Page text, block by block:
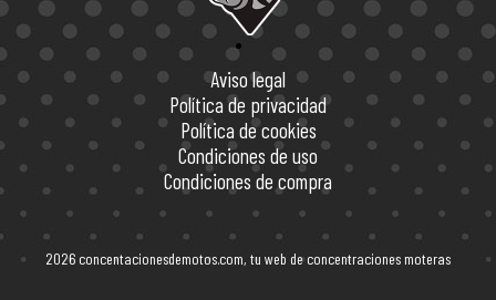
Aviso legal
Política de privacidad
Política de cookies
Condiciones de uso
Condiciones de compra
2026 concentacionesdemotos.com, tu web de concentraciones moteras